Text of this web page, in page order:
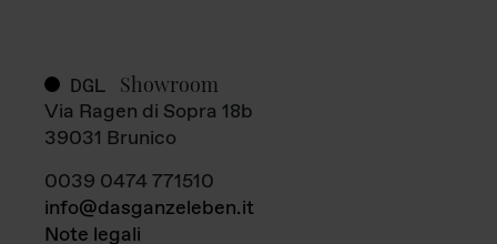
DGL Showroom
Via Ragen di Sopra 18b
39031 Brunico
0039 0474 771510
info@dasganzeleben.it
Note legali